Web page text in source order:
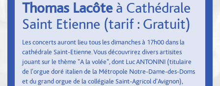
Thomas Lacôteà Cathédrale
Saint Etienne (tarif : Gratuit)
Les concerts auront lieu tous les dimanches à 17h00 dans la
cathédrale Saint-Etienne. Vous découvrirez divers artisites
jouant sur le thème "A la volée", dont Luc ANTONINI (titulaire
de l'orgue doré italien de la Métropole Notre-Dame-des-Doms
et du grand orgue de la collégiale Saint-Agricol d'Avignon),